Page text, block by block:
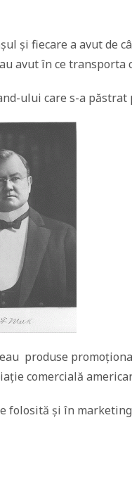
și fiecare a avut de
avut în ce transporta
ului care s-a păstrat
produse
comercială
folosită și în